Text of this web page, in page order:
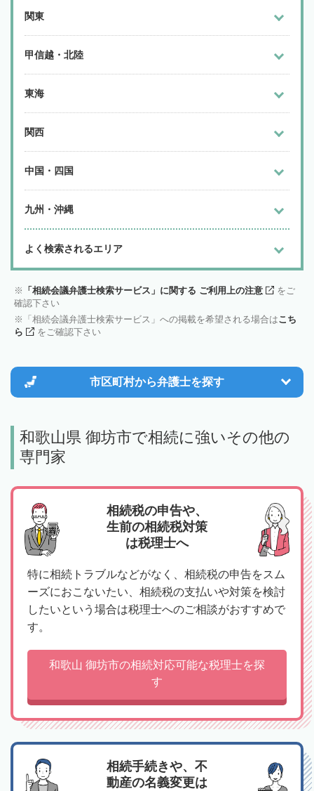
関東
甲信越・北陸
東海
関西
中国・四国
九州・沖縄
よく検索されるエリア
「相続会議弁護士検索サービス」に関する ご利用上の注意
をご
確認下さい
「相続会議弁護士検索サービス」への掲載を希望される場合はこち
ら
をご確認下さい
市区町村から弁護士を探す
和歌山県 御坊市で相続に強いその他の
専門家
相続税の申告や、
生前の相続税対策
は税理士へ
特に相続トラブルなどがなく、相続税の申告をスム
ーズにおこないたい、相続税の支払いや対策を検討
したいという場合は税理士へのご相談がおすすめで
す。
和歌山 御坊市の相続対応可能な税理士を探
す
相続手続きや、不
動産の名義変更は